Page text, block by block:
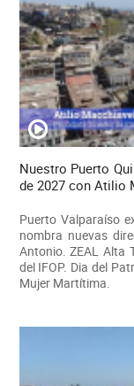
Nuestro Puerto
de 2027 con Atilio
Puerto Valparaíso
nombra nuevas
Antonio. ZEAL Alta
del IFOP. Dia del
Mujer Martítima.